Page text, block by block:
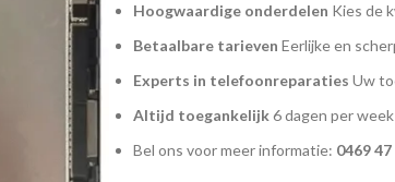
Hoogwaardige onderdelen Kies de
Betaalbare tarieven Eerlijke en
Experts in telefoonreparaties Uw
Altijd toegankelijk6 dagen per
Bel ons voor meer informatie: 0469